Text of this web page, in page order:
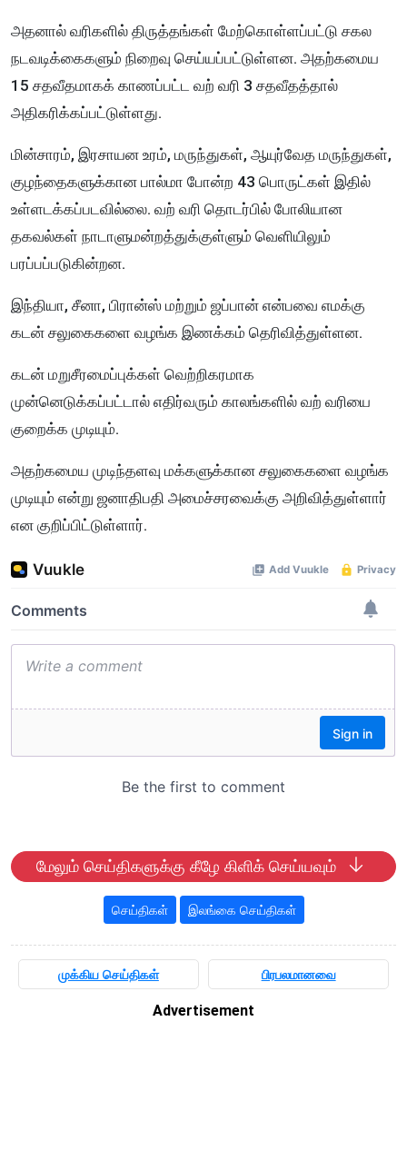
அதனால் வரிகளில் திருத்தங்கள் மேற்கொள்ளப்பட்டு சகல
நடவடிக்கைகளும் நிறைவு செய்யப்பட்டுள்ளன. அதற்கமைய
15 சதவீதமாகக் காணப்பட்ட வற் வரி 3 சதவீதத்தால்
அதிகரிக்கப்பட்டுள்ளது.
மின்சாரம், இரசாயன உரம், மருந்துகள், ஆயுர்வேத மருந்துகள்,
குழந்தைகளுக்கான பால்மா போன்ற 43 பொருட்கள் இதில்
உள்ளடக்கப்படவில்லை. வற் வரி தொடர்பில் போலியான
தகவல்கள் நாடாளுமன்றத்துக்குள்ளும் வெளியிலும்
பரப்பப்படுகின்றன.
இந்தியா, சீனா, பிரான்ஸ் மற்றும் ஜப்பான் என்பவை எமக்கு
கடன் சலுகைகளை வழங்க இணக்கம் தெரிவித்துள்ளன.
கடன் மறுசீரமைப்புக்கள் வெற்றிகரமாக
முன்னெடுக்கப்பட்டால் எதிர்வரும் காலங்களில் வற் வரியை
குறைக்க முடியும்.
அதற்கமைய முடிந்தளவு மக்களுக்கான சலுகைகளை வழங்க
முடியும் என்று ஜனாதிபதி அமைச்சரவைக்கு அறிவித்துள்ளார்
என குறிப்பிட்டுள்ளார்.
மேலும் செய்திகளுக்கு கீழே கிளிக் செய்யவும்
செய்திகள் இலங்கை செய்திகள்
முக்கிய செய்திகள் பிரபலமானவை
Advertisement